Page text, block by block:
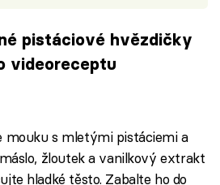
pistáciové hvězdičky
videoreceptu
to fetch
mouku s mletými pistáciemi a
žloutek a vanilkový extrakt
hladké těsto. Zabalte ho do